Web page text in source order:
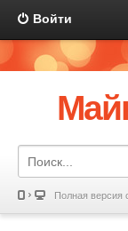
Войти
Полная версия